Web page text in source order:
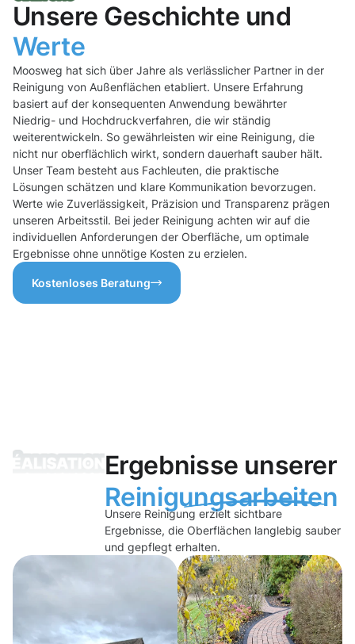
Unsere Geschichte und
Werte
Moosweg hat sich über Jahre als verlässlicher Partner in der
Reinigung von Außenflächen etabliert. Unsere Erfahrung
basiert auf der konsequenten Anwendung bewährter
Niedrig- und Hochdruckverfahren, die wir ständig
weiterentwickeln. So gewährleisten wir eine Reinigung, die
nicht nur oberflächlich wirkt, sondern dauerhaft sauber hält.
Unser Team besteht aus Fachleuten, die praktische
Lösungen schätzen und klare Kommunikation bevorzugen.
Werte wie Zuverlässigkeit, Präzision und Transparenz prägen
unseren Arbeitsstil. Bei jeder Reinigung achten wir auf die
individuellen Anforderungen der Oberfläche, um optimale
Ergebnisse ohne unnötige Kosten zu erzielen.
Kostenloses Beratung
Ergebnisse unserer
Reinigungsarbeiten
Unsere Reinigung erzielt sichtbare
Ergebnisse, die Oberflächen langlebig sauber
und gepflegt erhalten.